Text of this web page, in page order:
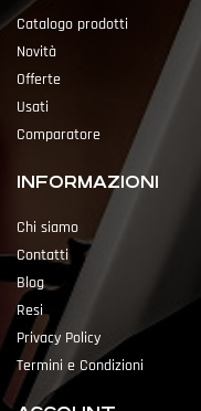
Catalogo prodotti
Novità
Offerte
Usati
Comparatore
INFORMAZIONI
Chi siamo
Contatti
Blog
Resi
Privacy Policy
Termini e Condizioni